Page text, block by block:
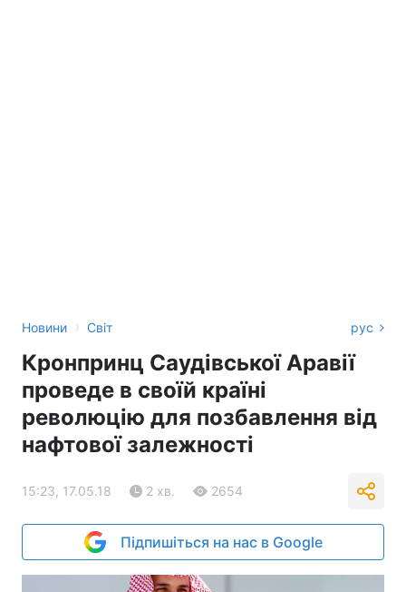
Новини › Світ рус
Кронпринц Саудівської Аравії
проведе в своїй країні
революцію для позбавлення від
нафтової залежності
15:23, 17.05.18 2 хв. 2654
Підпишіться на нас в Google